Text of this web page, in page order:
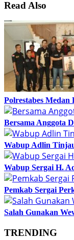
Read Also
Polrestabes
Bersama Anggota
Wabup Adlin
Wabup Sergai H.
Pemkab Sergai
Salah Gunakan
TRENDING